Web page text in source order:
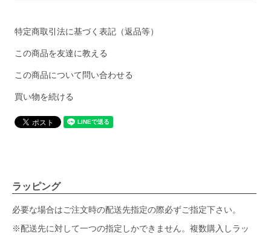
特定商取引法に基づく表記（返品等）
この商品を友達に教える
この商品について問い合わせる
買い物を続ける
ラッピング
必要な場合はご注文時の配送先指定の際必ずご指定下さい。
※配送先に対して一つの指定しかできません。複数購入しラッ